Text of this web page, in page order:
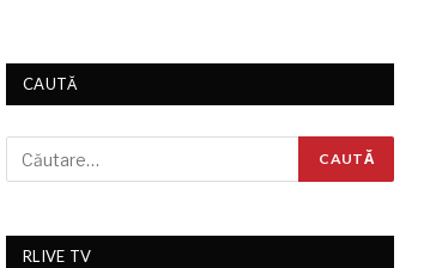
CAUTĂ
RLIVE TV